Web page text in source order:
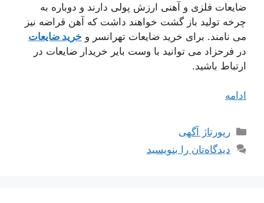
ضایعات فلزی و آهنی ارزش پولی دارند و دوباره به
چرخه تولید باز گشت خواهند داشت که آهن قراضه نیز
می نامند. برای خرید ضایعات تهرانسر و خرید ضایعات
در فرحزاد می توانید با وست بایر خریدار ضایعات در
ارتباط باشید.
ادامه
دسته‌ها
رپورتاژ آگهی
دیدگاه‌تان را بنویسید